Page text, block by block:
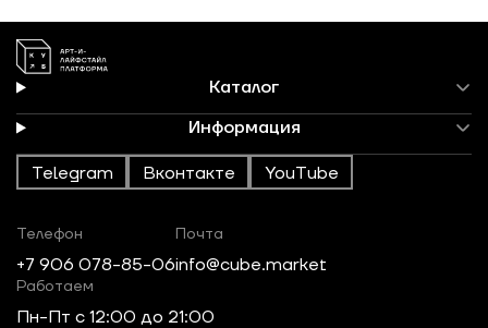
Каталог
Информация
Telegram Вконтакте YouTube
Телефон
+7 906 078-85-06
Почта
info@cube.market
Работаем
Пн-Пт c 12:00 до 21:00